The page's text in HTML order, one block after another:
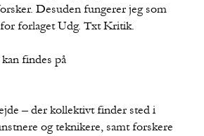
Desuden fungerer jeg som
forlaget Udg. Txt Kritik.
– der kollektivt finder sted i
og teknikere, samt forskere